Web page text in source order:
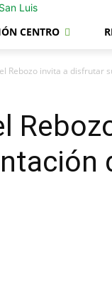
CENTRO
Rebozo invita a disfrutar